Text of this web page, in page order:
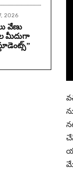
2026
వేణు
మీదుగా